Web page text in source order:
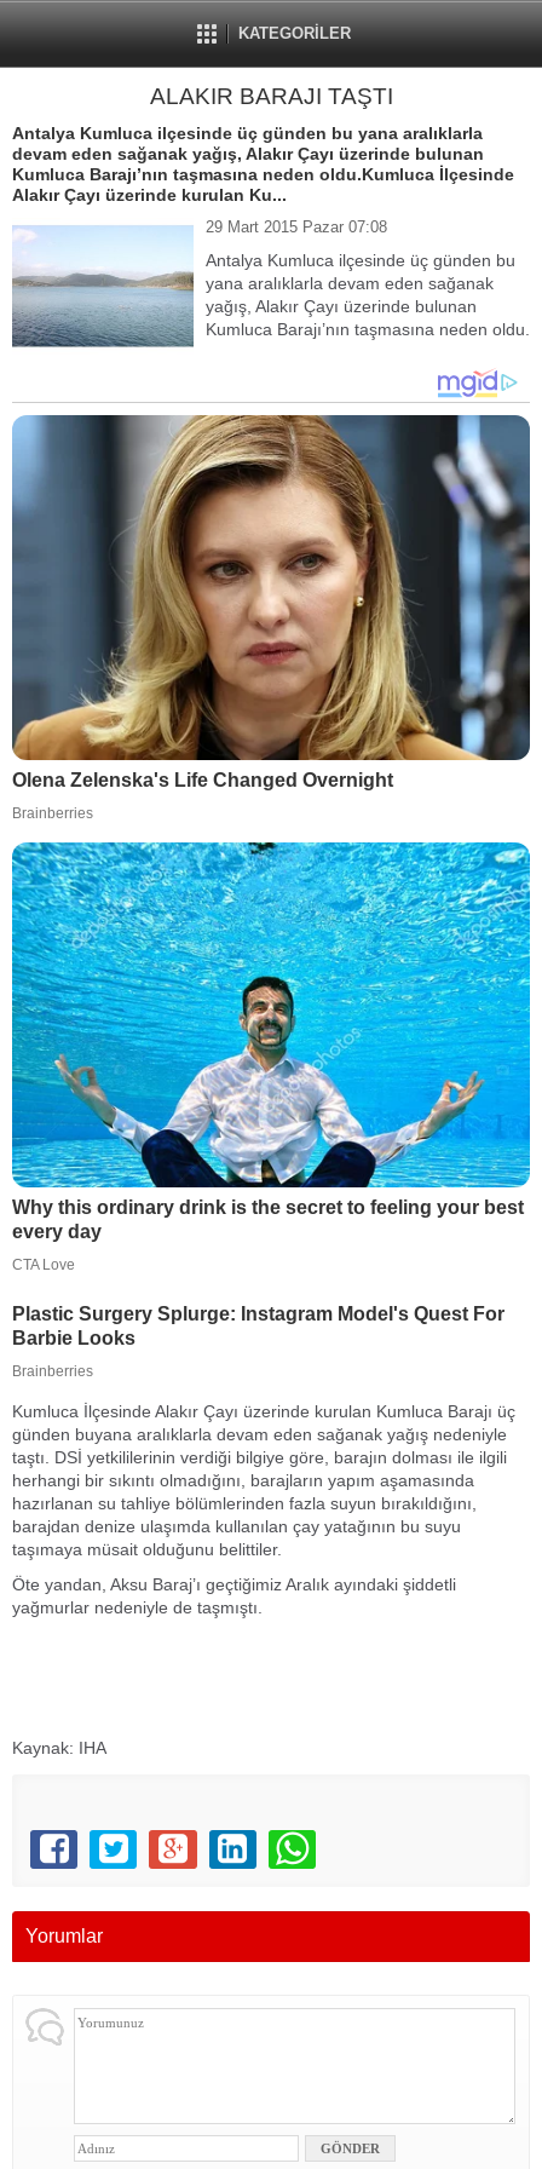
KATEGORİLER
ALAKIR BARAJI TAŞTI
Antalya Kumluca ilçesinde üç günden bu yana aralıklarla
devam eden sağanak yağış, Alakır Çayı üzerinde bulunan
Kumluca Barajı’nın taşmasına neden oldu.Kumluca İlçesinde
Alakır Çayı üzerinde kurulan Ku...
29 Mart 2015 Pazar 07:08
Antalya Kumluca ilçesinde üç günden bu
yana aralıklarla devam eden sağanak
yağış, Alakır Çayı üzerinde bulunan
Kumluca Barajı’nın taşmasına neden oldu.
Kumluca İlçesinde Alakır Çayı üzerinde kurulan Kumluca Barajı üç
günden buyana aralıklarla devam eden sağanak yağış nedeniyle
taştı. DSİ yetkililerinin verdiği bilgiye göre, barajın dolması ile ilgili
herhangi bir sıkıntı olmadığını, barajların yapım aşamasında
hazırlanan su tahliye bölümlerinden fazla suyun bırakıldığını,
barajdan denize ulaşımda kullanılan çay yatağının bu suyu
taşımaya müsait olduğunu belittiler.
Öte yandan, Aksu Baraj’ı geçtiğimiz Aralık ayındaki şiddetli
yağmurlar nedeniyle de taşmıştı.
Kaynak: IHA
Yorumlar